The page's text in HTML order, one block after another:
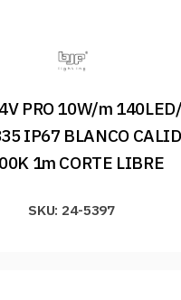
PRO 10W/m
IP67 BLANCO
1m CORTE LIBRE
SKU: 24-5397